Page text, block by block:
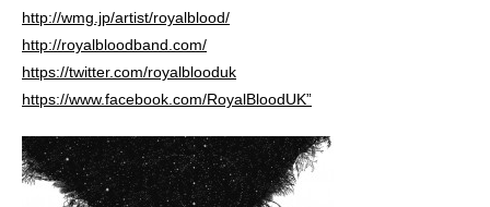
http://wmg.jp/artist/royalblood/
http://royalbloodband.com/
https://twitter.com/royalblooduk
https://www.facebook.com/RoyalBloodUK”